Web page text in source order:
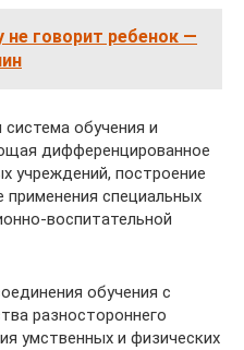
не говорит ребенок —
система обучения и
дифференцированное
учреждений, построение
применения специальных
воспитательной
обучения с
разностороннего
умственных и физических